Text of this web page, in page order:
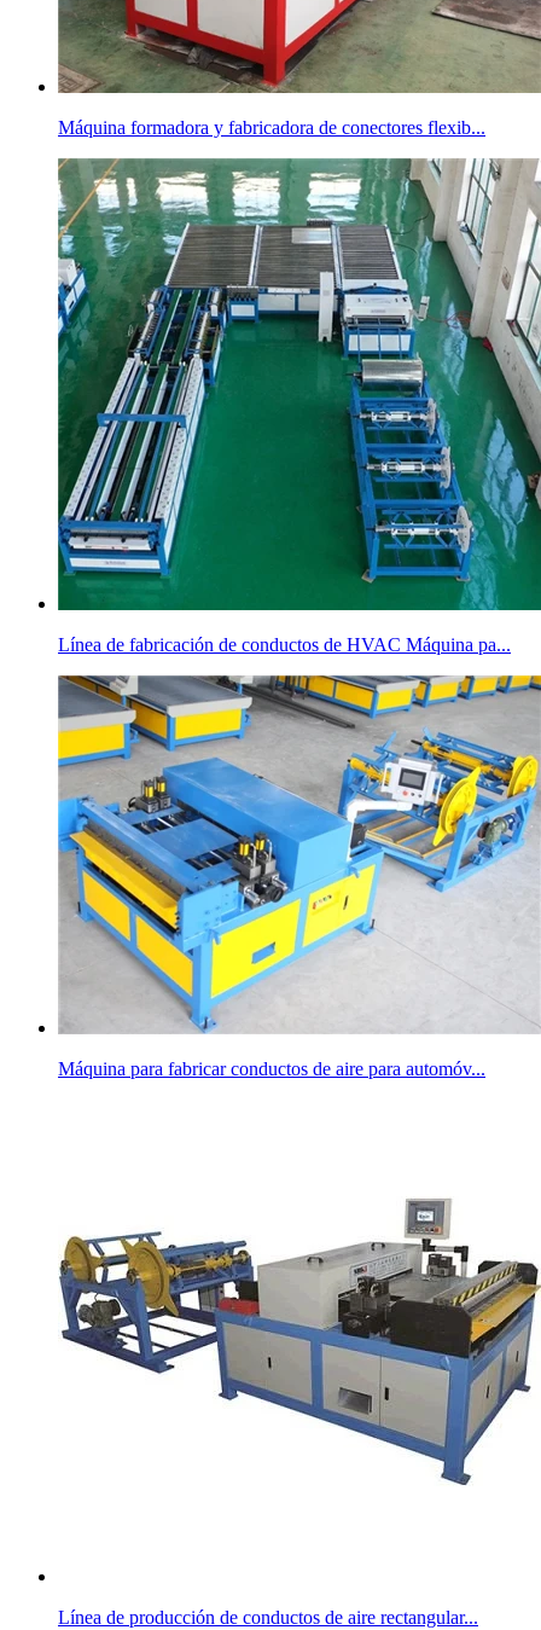
Máquina formadora y fabricadora de conectores flexib...
Línea de fabricación de conductos de HVAC Máquina pa...
Máquina para fabricar conductos de aire para automóv...
Línea de producción de conductos de aire rectangular...